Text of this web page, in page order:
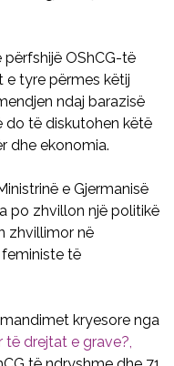
OShCG-të
tyre përmes këtij
ndaj barazisë
do të diskutohen këtë
dhe ekonomia.
e Gjermanisë
po zhvillon një politikë
zhvillimor në
të
kryesore nga
të drejtat e grave?,